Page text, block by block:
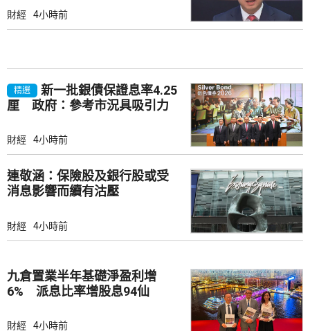
財經 4小時前
精選
新一批銀債保證息率4.25
厘 政府：參考市況具吸引力
財經 4小時前
連敬涵：保險股及銀行股或受
消息影響而續有沽壓
財經 4小時前
九倉置業半年基礎淨盈利增
6% 派息比率增股息94仙
財經 4小時前